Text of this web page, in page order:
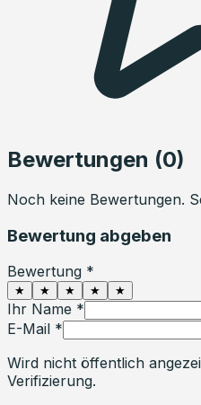
Bewertungen (0)
Noch keine Bewertungen.
Bewertung abgeben
Bewertung *
★ ★ ★ ★ ★
Ihr Name *
E-Mail *
Wird nicht öffentlich
Verifizierung.